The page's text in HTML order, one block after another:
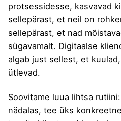
protsessidesse, kasvavad
sellepärast, et neil on
sellepärast, et nad
sügavamalt. Digitaalse
algab just sellest, et
ütlevad.
Soovitame luua lihtsa
nädalas, tee üks